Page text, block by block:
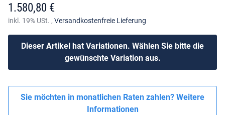
1.580,80 €
inkl. 19% USt. , Versandkostenfreie Lieferung
Dieser Artikel hat Variationen. Wählen Sie bitte die
gewünschte Variation aus.
Sie möchten in monatlichen Raten zahlen? Weitere
Informationen